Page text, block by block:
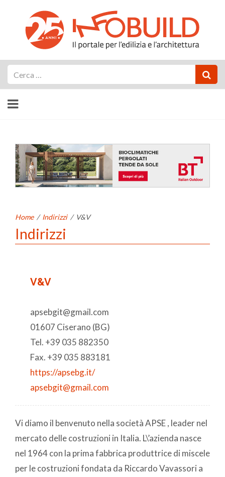
Home / Indirizzi / V&V
Indirizzi
V&V
apsebgit@gmail.com
01607 Ciserano (BG)
Tel. +39 035 882350
Fax. +39 035 883181
https://apsebg.it/
apsebgit@gmail.com
Vi diamo il benvenuto nella società APSE , leader nel
mercato delle costruzioni in Italia. L\’azienda nasce
nel 1964 con la prima fabbrica produttrice di miscele
per le costruzioni fondata da Riccardo Vavassori a